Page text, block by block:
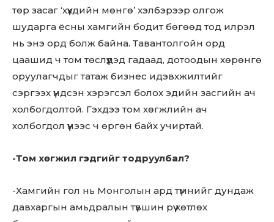
төр засаг ‘хүүхдийн мөнгө’ хэлбэрээр олгож
шударга ёсны хамгийн бодит бөгөөд тод илрэл
нь энэ орд болж байна. Тавантолгойн орд
цаашид ч том төслүүдэд гадаад, дотоодын хөрөнгө
оруулагчдыг татаж бизнес идэвхжилтийг
сэргээх үндсэн хэрэгсэл болох эдийн засгийн ач
холбогдолтой. Гэхдээ том хөгжлийн ач
холбогдол үүнээс ч өргөн байх учиртай.
-Том хөгжил гэдгийг тодруулбал?
-Хамгийн гол нь Монголын ард түмнийг дундаж
давхаргын амьдралын түвшин рүү хөтлөх